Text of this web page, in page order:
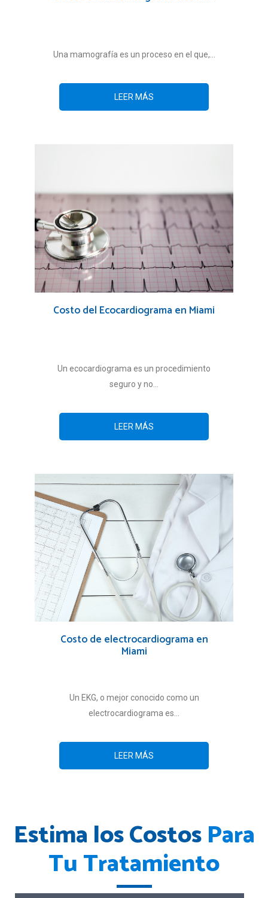
Una mamografía es un proceso en el que,...
LEER MÁS
Costo del Ecocardiograma en Miami
Un ecocardiograma es un procedimiento
seguro y no...
LEER MÁS
Costo de electrocardiograma en
Miami
Un EKG, o mejor conocido como un
electrocardiograma es...
LEER MÁS
Estima los CostosPara
Tu Tratamiento